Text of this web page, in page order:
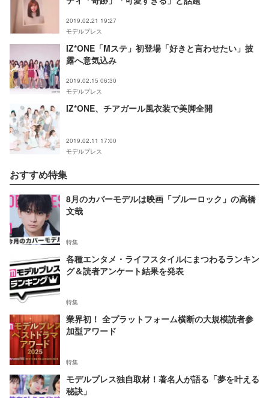
2019.02.21 19:27
モデルプレス
IZ*ONE「Mステ」初登場「好きと言わせたい」披
露へ意気込み
2019.02.15 06:30
モデルプレス
IZ*ONE、チアガール風衣装で美脚全開
2019.02.11 17:00
モデルプレス
おすすめ特集
8月のカバーモデルは映画「ブルーロック」の高橋
文哉
特集
各種エンタメ・ライフスタイルにまつわるランキン
グ＆読者アンケート結果を発表
特集
業界初！ 全プラットフォーム横断の大規模読者参
加型アワード
特集
モデルプレス独自取材！著名人が語る「夢を叶える
秘訣」